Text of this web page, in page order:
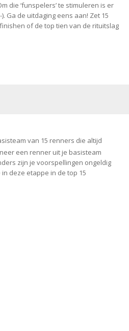
die ‘funspelers’ te stimuleren is er
Ga de uitdaging eens aan! Zet 15
of de top tien van de rituitslag
van 15 renners die altijd
een renner uit je basisteam
zijn je voorspellingen ongeldig
deze etappe in de top 15